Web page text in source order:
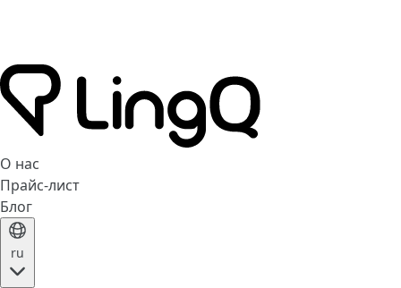
О нас
Прайс-лист
Блог
ru